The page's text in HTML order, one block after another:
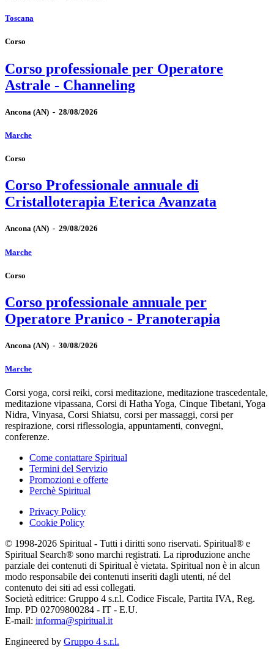
Toscana
Corso
Corso professionale per Operatore
Astrale - Channeling
Ancona (AN) - 28/08/2026
Marche
Corso
Corso Professionale annuale di
Cristalloterapia Eterica Avanzata
Ancona (AN) - 29/08/2026
Marche
Corso
Corso professionale annuale per
Operatore Pranico - Pranoterapia
Ancona (AN) - 30/08/2026
Marche
Corsi yoga, corsi reiki, corsi meditazione, meditazione trascedentale,
meditazione vipassana, Corsi di Hatha Yoga, Cinque Tibetani, Yoga
Nidra, Vinyasa, Corsi Shiatsu, corsi per massaggi, corsi per
respirazione, corsi riflessologia, appuntamenti, convegni,
conferenze.
Come contattare Spiritual
Termini del Servizio
Promozioni e offerte
Perchè Spiritual
Privacy Policy
Cookie Policy
© 1998-2026 Spiritual - Tutti i diritti sono riservati. Spiritual® e
Spiritual Search® sono marchi registrati. La riproduzione anche
parziale dei contenuti di Spiritual è vietata. Spiritual non è in alcun
modo responsabile dei contenuti inseriti dagli utenti, né del
contenuto dei siti ad essi collegati.
Società editrice: Gruppo 4 s.r.l. Codice Fiscale, Partita IVA, Reg.
Imp. PD 02709800284 - IT - E.U.
E-mail: informa@spiritual.it
Engineered by Gruppo 4 s.r.l.